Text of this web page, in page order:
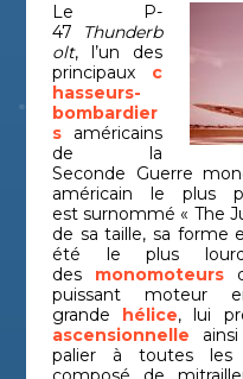
Le P-
47
Thunderb
olt, l’un des
principaux c
hasseurs-
bombardier
s américains
de la
Seconde Guerre
américain le plus
est surnommé « The
de sa taille, sa forme
été le plus
des monomoteurs
puissant moteur
grande
hélice, lui
ascensionnelle
palier à toutes les